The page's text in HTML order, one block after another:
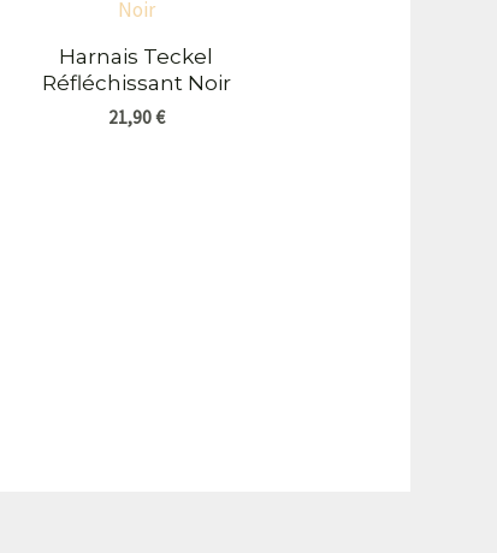
Harnais Teckel
Réfléchissant Noir
21,90€